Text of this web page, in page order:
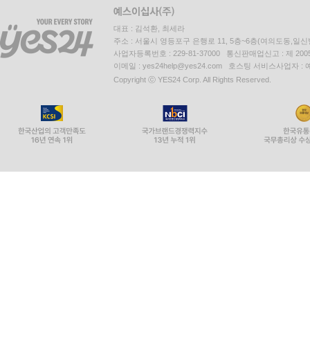
대표 : 김석환, 최세라
주소 : 서울시 영등포구 은행로 11, 5층~6층(여의도동,일신
사업자등록번호 : 229-81-37000 통신판매업신고 : 제
이메일 : yes24help@yes24.com 호스팅 서비스사업자 :
Copyright ⓒ YES24 Corp. All Rights Reserved.